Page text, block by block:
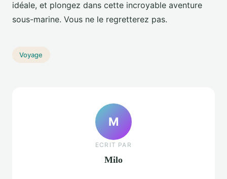
idéale, et plongez dans cette incroyable aventure
sous-marine. Vous ne le regretterez pas.
Voyage
M
ECRIT PAR
Milo